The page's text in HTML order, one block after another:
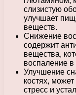
слизистую
улучшает
веществ.
Снижение
содержит
вещества,
воспаление в
Улучшение
костях,
стресс и